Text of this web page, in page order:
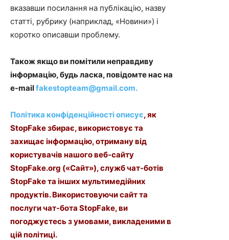
вказавши посилання на публікацію, назву
статті, рубрику (наприклад, «Новини») і
коротко описавши проблему.
Також якщо ви помітили неправдиву
інформацію, будь ласка, повідомте нас на
e-mailfakestopteam@gmail.com.
Політика конфіденційності описує,як
StopFake збирає, використовує та
захищає інформацію, отриману від
користувачів нашого веб-сайту
StopFake.org («Сайт»), служб чат-ботів
StopFake та інших мультимедійних
продуктів. Використовуючи сайт та
послуги чат-бота StopFake, ви
погоджуєтесь з умовами, викладеними в
цій політиці.